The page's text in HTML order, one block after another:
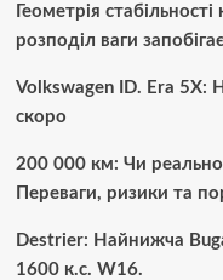
Геометрія
розподіл ваги
Volkswagen ID. Era 5X:
скоро
200 000 км: Чи
Переваги, ризики та
Destrier: Найнижча
1600 к.с. W16.